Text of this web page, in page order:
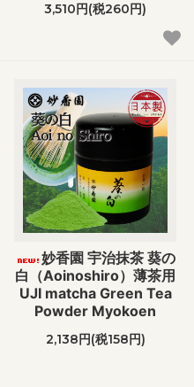
3,510円(税260円)
妙香園 宇治抹茶 葵の
白（Aoinoshiro）薄茶用
UJI matcha Green Tea
Powder Myokoen
2,138円(税158円)